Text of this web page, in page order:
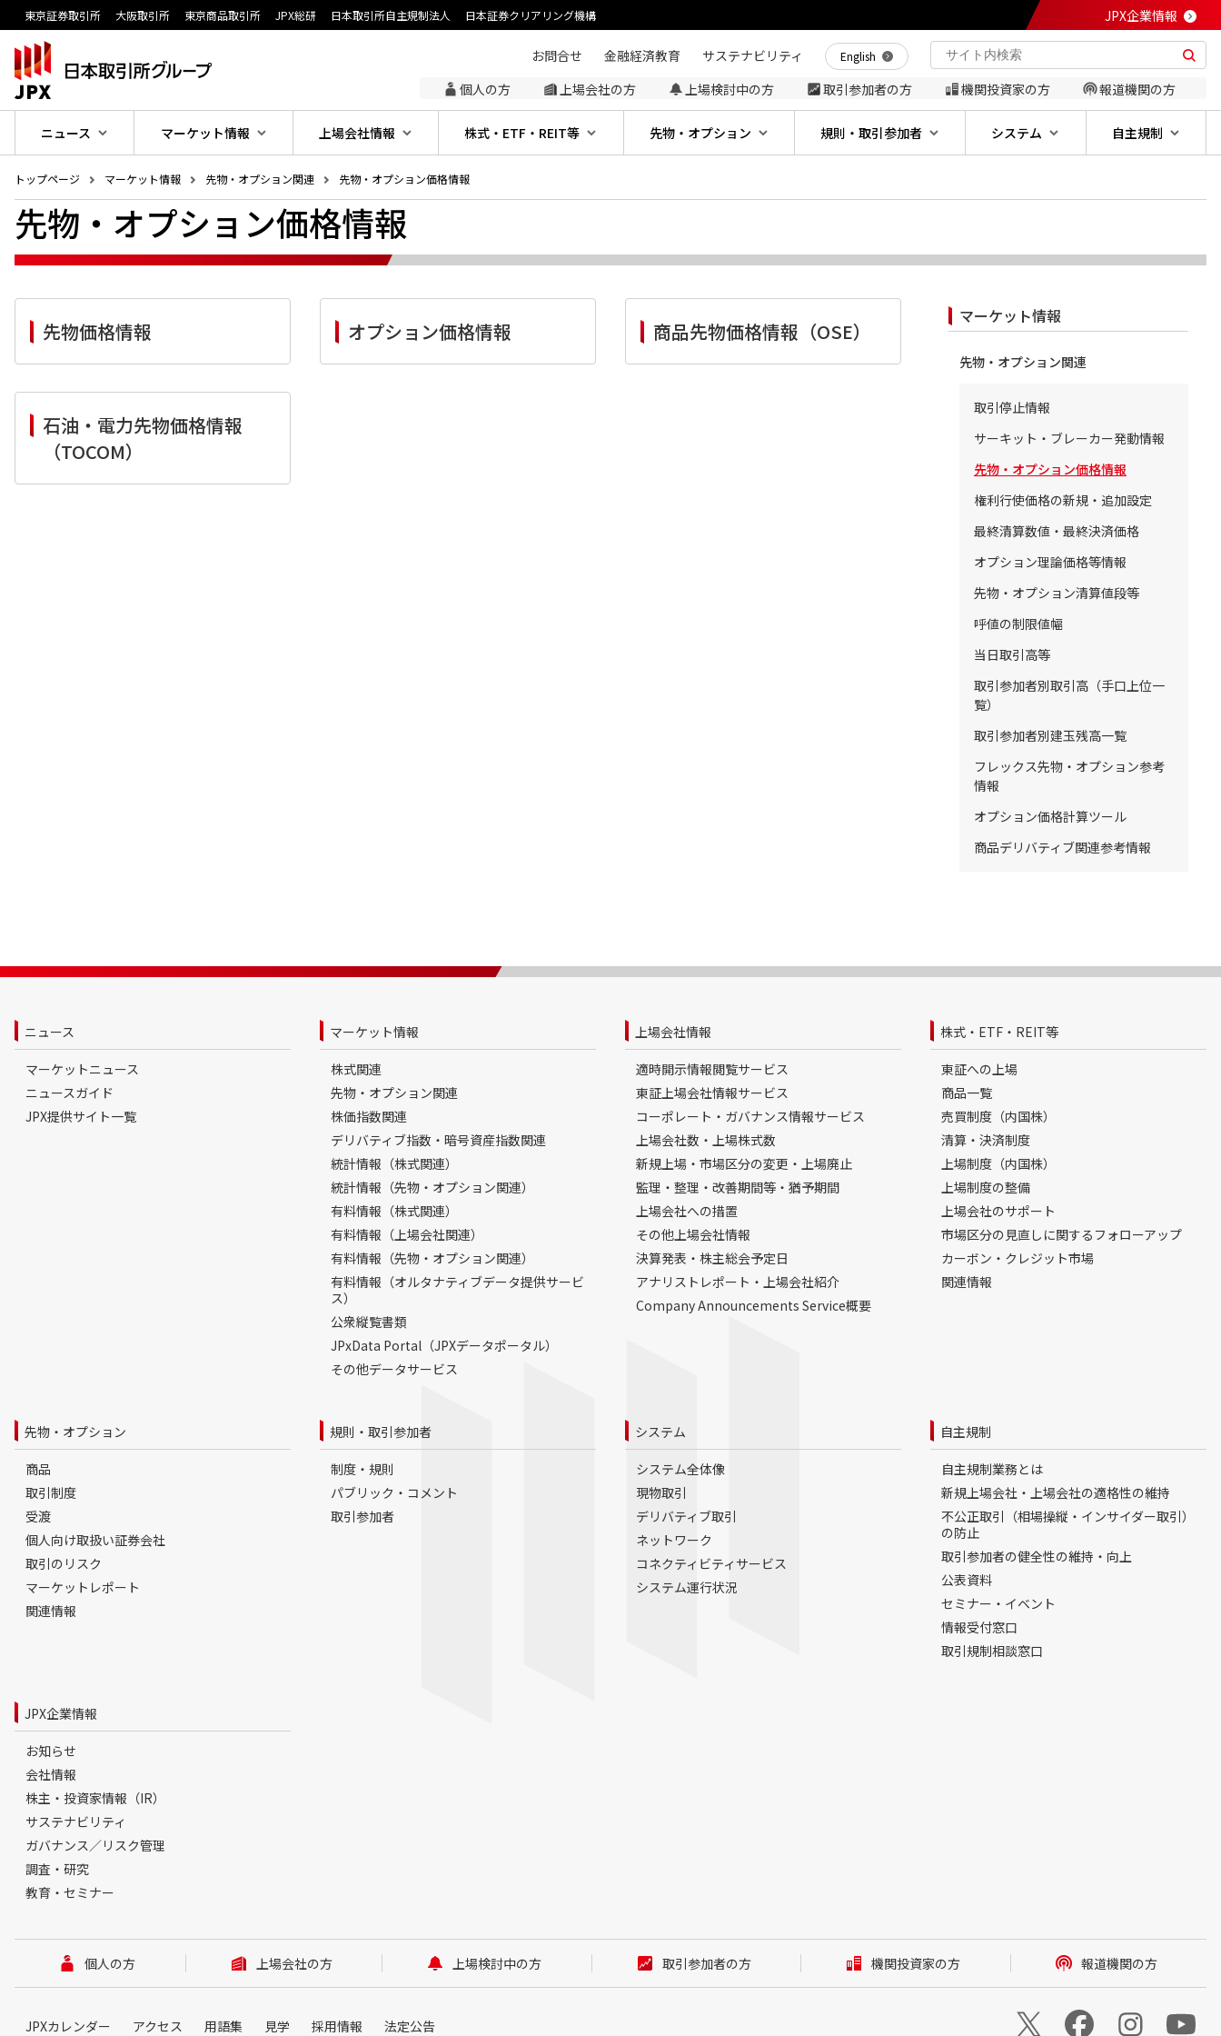
東京証券取引所 大阪取引所 東京商品取引所 JPX総研 日本取引所自主規制法人 日本証券クリアリング機構 JPX企業情報
ニュース マーケット情報 上場会社情報 株式・ETF・REIT等 先物・オプション 規則・取引参加者 システム 自主規制
個人の方 上場会社の方 上場検討中の方 取引参加者の方 機関投資家の方 報道機関の方
お問合せ 金融経済教育 サステナビリティ English
トップページ マーケット情報 先物・オプション関連 先物・オプション価格情報
先物・オプション価格情報
先物価格情報 オプション価格情報 商品先物価格情報（OSE）
石油・電力先物価格情報
（TOCOM）
マーケット情報
先物・オプション関連
取引停止情報
サーキット・ブレーカー発動情報
先物・オプション価格情報
権利行使価格の新規・追加設定
最終清算数値・最終決済価格
オプション理論価格等情報
先物・オプション清算値段等
呼値の制限値幅
当日取引高等
取引参加者別取引高（手口上位一
覧）
取引参加者別建玉残高一覧
フレックス先物・オプション参考
情報
オプション価格計算ツール
商品デリバティブ関連参考情報
ニュース
マーケットニュース
ニュースガイド
JPX提供サイト一覧
マーケット情報
株式関連
先物・オプション関連
株価指数関連
デリバティブ指数・暗号資産指数関連
統計情報（株式関連）
統計情報（先物・オプション関連）
有料情報（株式関連）
有料情報（上場会社関連）
有料情報（先物・オプション関連）
有料情報（オルタナティブデータ提供サービ
ス）
公衆縦覧書類
JPxData Portal（JPXデータポータル）
その他データサービス
上場会社情報
適時開示情報閲覧サービス
東証上場会社情報サービス
コーポレート・ガバナンス情報サービス
上場会社数・上場株式数
新規上場・市場区分の変更・上場廃止
監理・整理・改善期間等・猶予期間
上場会社への措置
その他上場会社情報
決算発表・株主総会予定日
アナリストレポート・上場会社紹介
Company Announcements Service概要
株式・ETF・REIT等
東証への上場
商品一覧
売買制度（内国株）
清算・決済制度
上場制度（内国株）
上場制度の整備
上場会社のサポート
市場区分の見直しに関するフォローアップ
カーボン・クレジット市場
関連情報
先物・オプション
商品
取引制度
受渡
個人向け取扱い証券会社
取引のリスク
マーケットレポート
関連情報
規則・取引参加者
制度・規則
パブリック・コメント
取引参加者
システム
システム全体像
現物取引
デリバティブ取引
ネットワーク
コネクティビティサービス
システム運行状況
自主規制
自主規制業務とは
新規上場会社・上場会社の適格性の維持
不公正取引（相場操縦・インサイダー取引）
の防止
取引参加者の健全性の維持・向上
公表資料
セミナー・イベント
情報受付窓口
取引規制相談窓口
JPX企業情報
お知らせ
会社情報
株主・投資家情報（IR）
サステナビリティ
ガバナンス／リスク管理
調査・研究
教育・セミナー
個人の方 上場会社の方 上場検討中の方 取引参加者の方 機関投資家の方 報道機関の方
JPXカレンダー アクセス 用語集 見学 採用情報 法定公告